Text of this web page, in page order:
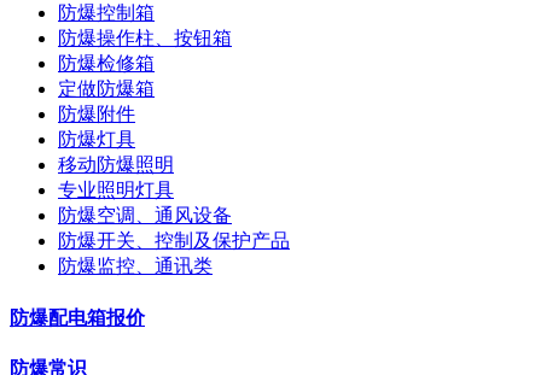
防爆控制箱
防爆操作柱、按钮箱
防爆检修箱
定做防爆箱
防爆附件
防爆灯具
移动防爆照明
专业照明灯具
防爆空调、通风设备
防爆开关、控制及保护产品
防爆监控、通讯类
防爆配电箱报价
防爆常识